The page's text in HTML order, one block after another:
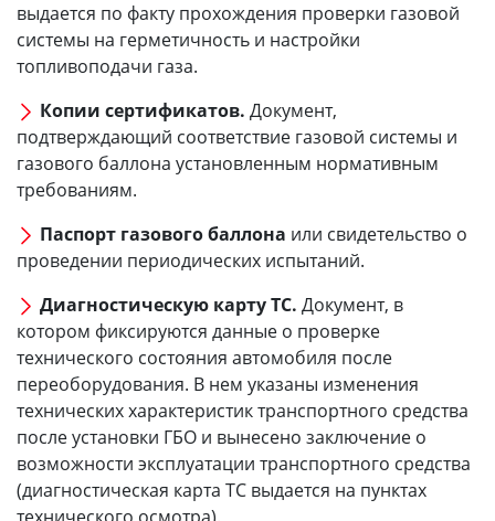
выдается по факту прохождения проверки газовой
системы на герметичность и настройки
топливоподачи газа.
Копии сертификатов. Документ,
подтверждающий соответствие газовой системы и
газового баллона установленным нормативным
требованиям.
Паспорт газового баллона или свидетельство о
проведении периодических испытаний.
Диагностическую карту ТС. Документ, в
котором фиксируются данные о проверке
технического состояния автомобиля после
переоборудования. В нем указаны изменения
технических характеристик транспортного средства
после установки ГБО и вынесено заключение о
возможности эксплуатации транспортного средства
(диагностическая карта ТС выдается на пунктах